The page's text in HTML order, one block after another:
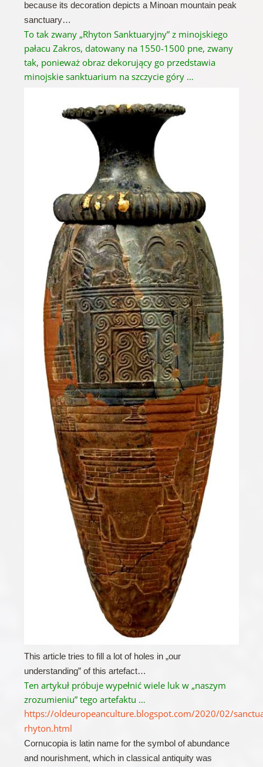
because its decoration depicts a Minoan mountain peak
sanctuary…
To tak zwany „RhytonSanktuaryjny” z minojskiego
pałacu Zakros, datowany na 1550-1500 pne, zwany
tak, ponieważ obraz dekorujący go przedstawia
minojskie sanktuarium na szczycie góry …
This article tries to fill a lot of holes in „our
understanding” of this artefact…
Ten artykuł próbuje wypełnić wiele luk w „naszym
zrozumieniu” tego artefaktu …
https://oldeuropeanculture.blogspot.com/2020/02/
rhyton.html
Cornucopia is latin name for the symbol of abundance
and nourishment, which in classical antiquity was